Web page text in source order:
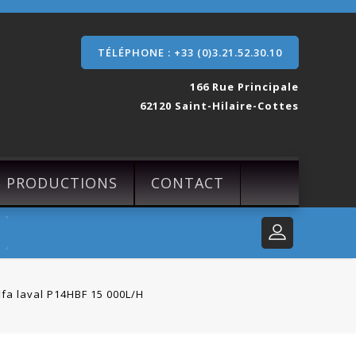
TÉLÉPHONE : +33 (0)3.21.52.30.10
166 Rue Principale
62120 Saint-Hilaire-Cottes
CONTACT
laval P14HBF 15 000L/H